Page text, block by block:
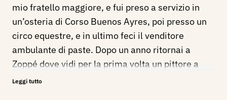
mio fratello maggiore, e fui preso a servizio in
un’osteria di Corso Buenos Ayres, poi presso un
circo equestre, e in ultimo feci il venditore
ambulante di paste. Dopo un anno ritornai a
Zoppé dove vidi per la prima volta un pittore a
dipingere. Gli portavo gli arnesi, fissandogli il
Leggi tutto